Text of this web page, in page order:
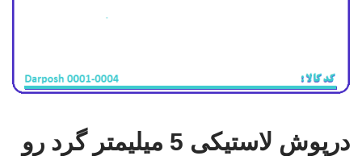
درپوش لاستیکی 5 میلیمتر گرد رو